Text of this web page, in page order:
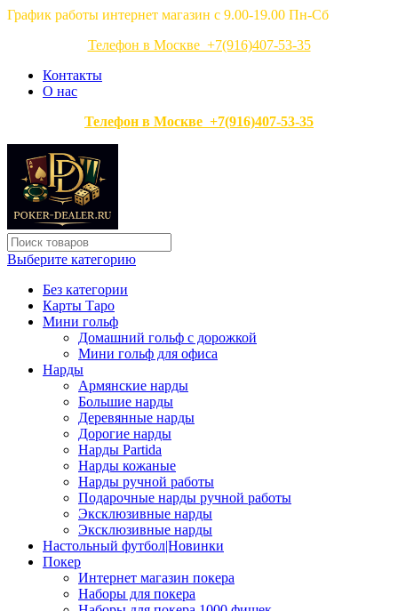
График работы интернет магазин с 9.00-19.00 Пн-Сб
Телефон в Москве +7(916)407-53-35
Контакты
О нас
Телефон в Москве +7(916)407-53-35
Выберите категорию
Без категории
Карты Таро
Мини гольф
Домашний гольф с дорожкой
Мини гольф для офиса
Нарды
Армянские нарды
Большие нарды
Деревянные нарды
Дорогие нарды
Нарды Partida
Нарды кожаные
Нарды ручной работы
Подарочные нарды ручной работы
Эксклюзивные нарды
Эксклюзивные нарды
Настольный футбол|Новинки
Покер
Интернет магазин покера
Наборы для покера